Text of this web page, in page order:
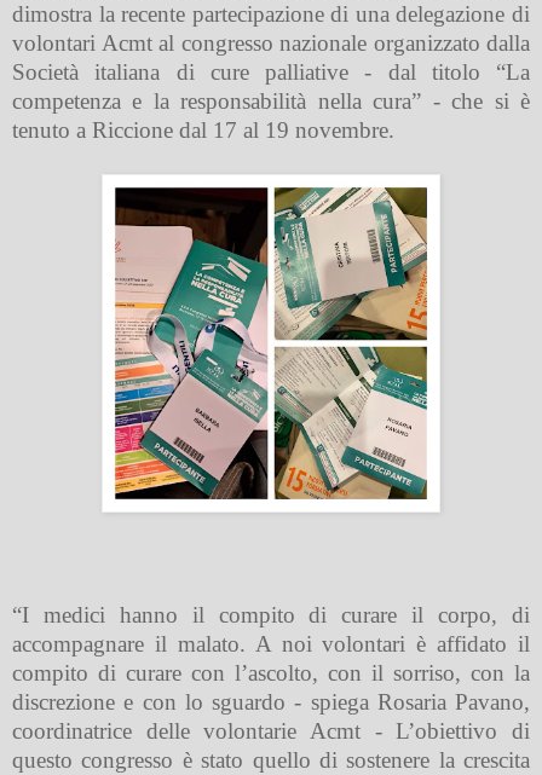
dimostra la recente partecipazione di una delegazione di
volontari Acmt al congresso nazionale organizzato dalla
Società italiana di cure palliative - dal titolo “La
competenza e la responsabilità nella cura” - che si è
tenuto a Riccione dal 17 al 19 novembre.
“I medici hanno il compito di curare il corpo, di
accompagnare il malato. A noi volontari è affidato il
compito di curare con l’ascolto, con il sorriso, con la
discrezione e con lo sguardo - spiega Rosaria Pavano,
coordinatrice delle volontarie Acmt - L’obiettivo di
questo congresso è stato quello di sostenere la crescita